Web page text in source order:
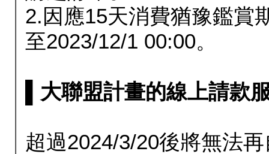
2.因應15天消費猶豫鑑賞
至2023/12/1 00:00。
▌大聯盟計畫的線上請款
超過2024/3/20後將無法